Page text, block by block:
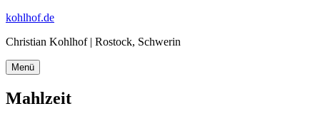
Zum
springen
kohlhof.de
Christian Kohlhof | Rostock, Schwerin
Menü
Mahlzeit